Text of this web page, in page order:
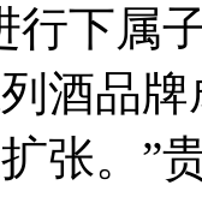
行下属
酒品
张。”